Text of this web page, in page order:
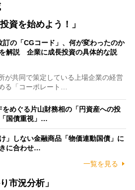
資を始めよう！」
訂の「CGコード」、何が変わったのか
解説 企業に成長投資の具体的な説
が共同で策定している上場企業の経営
る「コーポレート…
をめぐる片山財務相の「円資産への投
国債重視」…
」しない金融商品「物価連動国債」に
に合わせ…
一覧を見る
市況分析」